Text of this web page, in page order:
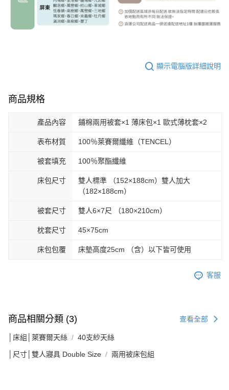
顯示電腦版詳細說明
商品規格
產品內容 鋪棉兩用被套×1 薄床包×1 歐式薄枕套×2
表布材質 100％萊賽爾纖維（TENCEL）
被套填充 100％聚酯纖維
床包尺寸
雙人標準 （152×188cm）雙人加大
（182×188cm）
被套尺寸 雙人6×7尺 （180×210cm）
枕套尺寸 45×75cm
床包包覆 床墊高度25cm （含）以下皆可使用
客服
商品相關分類 (3) 查看全部
│床組│萊賽爾天絲 40支紗天絲
│尺寸│雙人寢具 Double Size 兩用被床包組